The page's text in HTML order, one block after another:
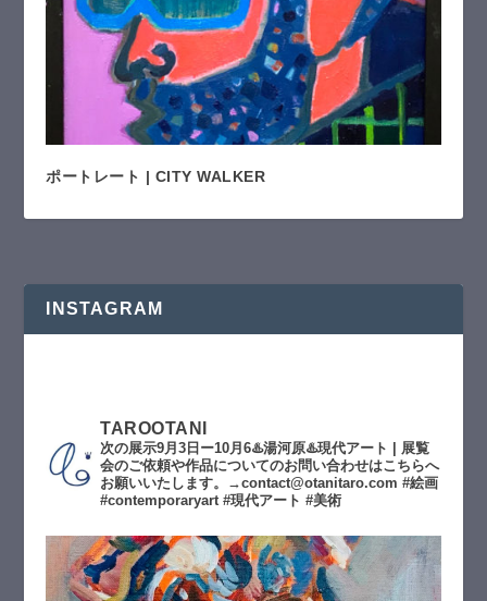
ポートレート | CITY WALKER
INSTAGRAM
TAROOTANI
次の展示9月3日ー10月6♨️湯河原♨️現代アート | 展覧
会のご依頼や作品についてのお問い合わせはこちらへ
お願いいたします。→contact@otanitaro.com #絵画
#contemporaryart #現代アート #美術